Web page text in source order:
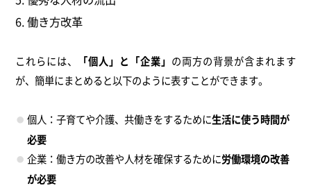
働き方改革
これらには、 「個人」と「企業」 の両方の背景が含まれます
が、簡単にまとめると以下のように表すことができます。
個人：子育てや介護、共働きをするために生活に使う時間が
必要
企業：働き方の改善や人材を確保するために労働環境の改善
が必要